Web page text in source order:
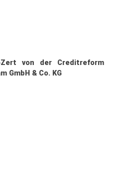
von der Creditreform
GmbH & Co. KG